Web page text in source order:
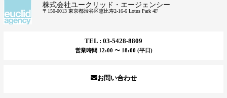
株式会社ユークリッド・エージェンシー
〒150-0013 東京都渋谷区恵比寿2-16-6 Lotus Park 4F
TEL : 03-5428-8809
営業時間 12:00 〜 18:00 (平日)
お問い合わせ